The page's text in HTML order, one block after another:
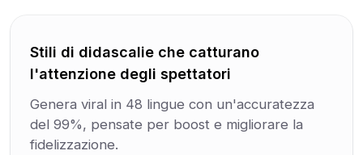
Stili di didascalie che catturano
l'attenzione degli spettatori
Genera viral in 48 lingue con un'accuratezza
del 99%, pensate per boost e migliorare la
fidelizzazione.